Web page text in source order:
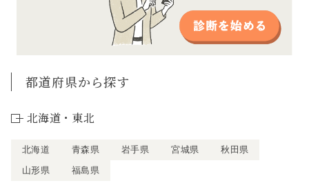
都道府県から探す
北海道・東北
北海道 青森県 岩手県 宮城県
秋田県
山形県
福島県